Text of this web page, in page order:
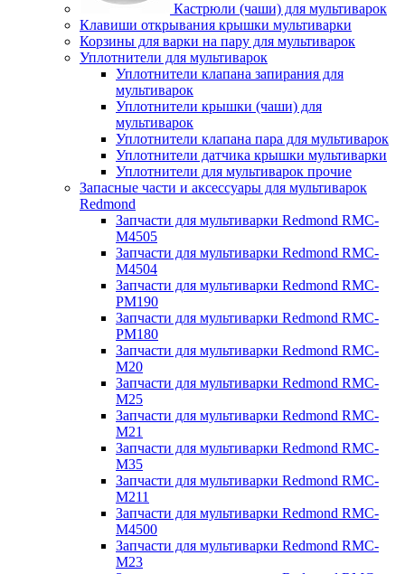
Кастрюли (чаши) для мультиварок
Клавиши открывания крышки мультиварки
Корзины для варки на пару для мультиварок
Уплотнители для мультиварок
Уплотнители клапана запирания для
мультиварок
Уплотнители крышки (чаши) для
мультиварок
Уплотнители клапана пара для мультиварок
Уплотнители датчика крышки мультиварки
Уплотнители для мультиварок прочие
Запасные части и аксессуары для мультиварок
Redmond
Запчасти для мультиварки Redmond RMC-
M4505
Запчасти для мультиварки Redmond RMC-
M4504
Запчасти для мультиварки Redmond RMC-
PM190
Запчасти для мультиварки Redmond RMC-
PM180
Запчасти для мультиварки Redmond RMC-
M20
Запчасти для мультиварки Redmond RMC-
M25
Запчасти для мультиварки Redmond RMC-
M21
Запчасти для мультиварки Redmond RMC-
M35
Запчасти для мультиварки Redmond RMC-
M211
Запчасти для мультиварки Redmond RMC-
M4500
Запчасти для мультиварки Redmond RMC-
M23